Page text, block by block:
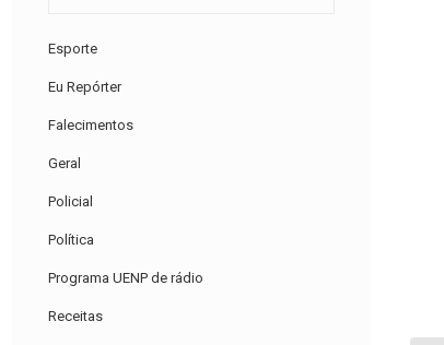
Esporte
Eu Repórter
Falecimentos
Geral
Policial
Política
Programa UENP de rádio
Receitas